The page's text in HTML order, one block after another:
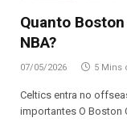
Quanto
NBA?
07/05/2026 5 Mins
Celtics entra no
importantes O Boston